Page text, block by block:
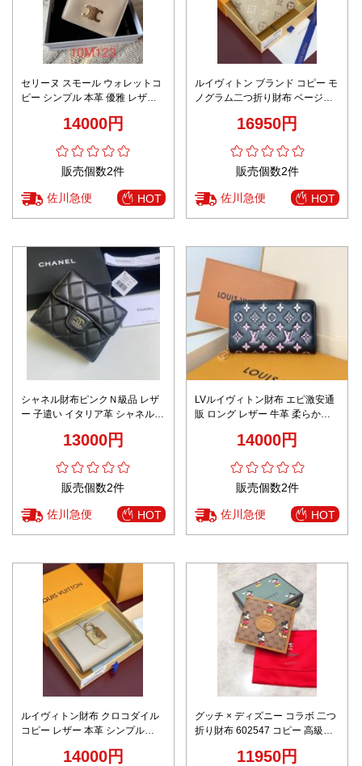
セリーヌ スモール ウォレットコ
ピー シンプル 本革 優雅 レザー
14000円
販売個数2件
佐川急便 HOT
ルイヴィトン ブランド コピー モ
ノグラム二つ折り財布 ベージュ
16950円
販売個数2件
佐川急便 HOT
シャネル財布ピンクＮ級品 レザ
ー 子遣い イタリア革 シャネル風
13000円
販売個数2件
佐川急便 HOT
LVルイヴィトン財布 エピ激安通
販 ロング レザー 牛革 柔らかい
14000円
販売個数2件
佐川急便 HOT
ルイヴィトン財布 クロコダイル
コピー レザー 本革 シンプル
14000円
グッチ × ディズニー コラボ 二つ
折り財布 602547 コピー 高級レ
度 発送保証11950円